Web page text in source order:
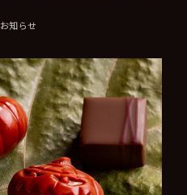
お知らせ